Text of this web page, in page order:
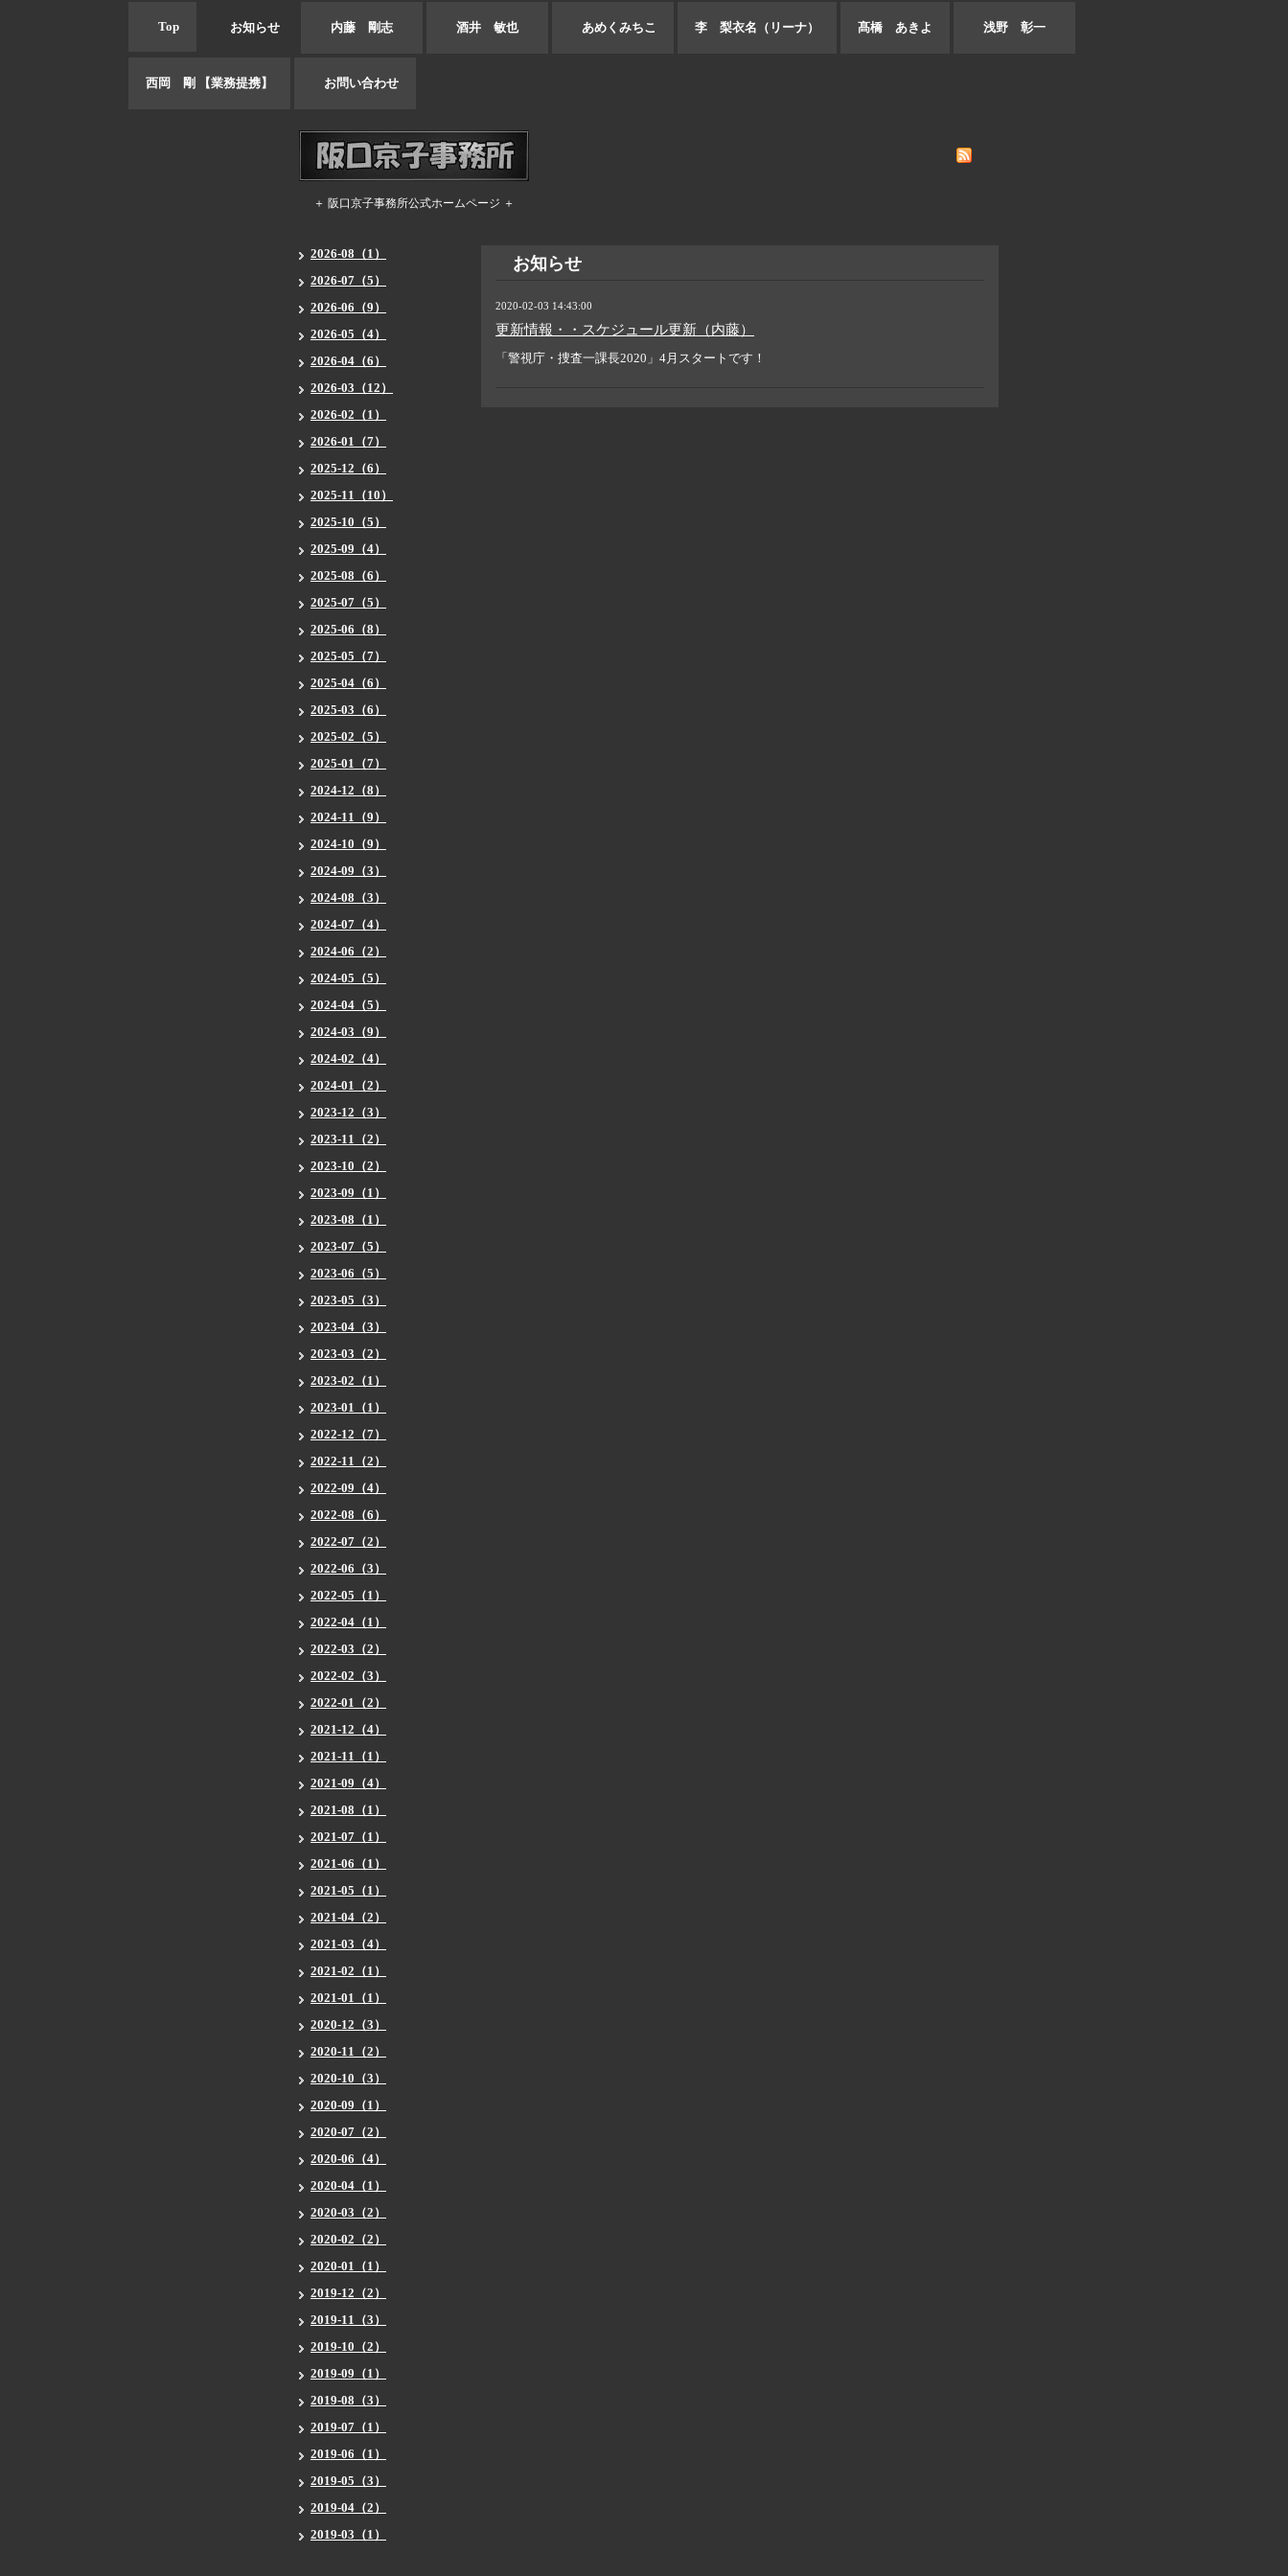
Top お知らせ 内藤 剛志 酒井 敏也 あめくみちこ 李 梨衣名（リーナ） 髙橋 あきよ 浅野 彰一
西岡 剛 【業務提携】 お問い合わせ
＋ 阪口京子事務所公式ホームページ ＋
お知らせ
2020-02-03 14:43:00
更新情報・・スケジュール更新（内藤）
「警視庁・捜査一課長2020」4月スタートです！
2026-08（1）
2026-07（5）
2026-06（9）
2026-05（4）
2026-04（6）
2026-03（12）
2026-02（1）
2026-01（7）
2025-12（6）
2025-11（10）
2025-10（5）
2025-09（4）
2025-08（6）
2025-07（5）
2025-06（8）
2025-05（7）
2025-04（6）
2025-03（6）
2025-02（5）
2025-01（7）
2024-12（8）
2024-11（9）
2024-10（9）
2024-09（3）
2024-08（3）
2024-07（4）
2024-06（2）
2024-05（5）
2024-04（5）
2024-03（9）
2024-02（4）
2024-01（2）
2023-12（3）
2023-11（2）
2023-10（2）
2023-09（1）
2023-08（1）
2023-07（5）
2023-06（5）
2023-05（3）
2023-04（3）
2023-03（2）
2023-02（1）
2023-01（1）
2022-12（7）
2022-11（2）
2022-09（4）
2022-08（6）
2022-07（2）
2022-06（3）
2022-05（1）
2022-04（1）
2022-03（2）
2022-02（3）
2022-01（2）
2021-12（4）
2021-11（1）
2021-09（4）
2021-08（1）
2021-07（1）
2021-06（1）
2021-05（1）
2021-04（2）
2021-03（4）
2021-02（1）
2021-01（1）
2020-12（3）
2020-11（2）
2020-10（3）
2020-09（1）
2020-07（2）
2020-06（4）
2020-04（1）
2020-03（2）
2020-02（2）
2020-01（1）
2019-12（2）
2019-11（3）
2019-10（2）
2019-09（1）
2019-08（3）
2019-07（1）
2019-06（1）
2019-05（3）
2019-04（2）
2019-03（1）